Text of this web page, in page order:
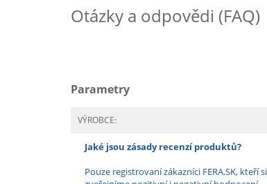
Otázky a odpovědi (FAQ)
Parametry
VÝROBCE:
Jaké jsou zásady recenzí produktů?
Pouze registrovaní zákazníci FERA.SK,